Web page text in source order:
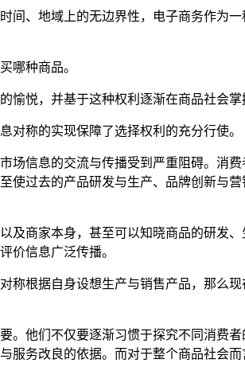
间、地域上的无边界性，电子商务作为
哪种商品。
悦，并基于这种权利逐渐在商品社会掌
对称的实现保障了选择权利的充分行使。
场信息的交流与传播受到严重阻碍。消
过去的产品研发与生产、品牌创新与
商家本身，甚至可以知晓商品的研发
价信息广泛传播。
称根据自身设想生产与销售产品，那么
。他们不仅要逐渐习惯于探究不同消费
服务改良的依据。而对于整个商品社会